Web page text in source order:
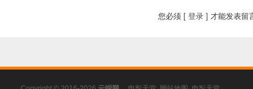
您必须 [ 登录 ] 才能发表留